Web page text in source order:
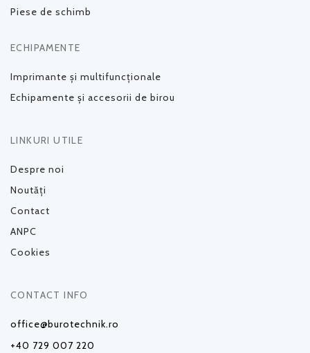
Piese de schimb
ECHIPAMENTE
Imprimante și multifuncționale
Echipamente și accesorii de birou
LINKURI UTILE
Despre noi
Noutăți
Contact
ANPC
Cookies
CONTACT INFO
office@burotechnik.ro
+40 729 007 220